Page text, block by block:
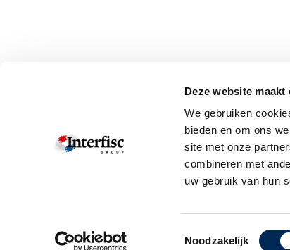
Deze website
We gebruiken
bieden en om ons
site met onze
combineren met
uw gebruik van hun
Toestemmingsselectie
Noodzakelijk
Contactformulier
Onze